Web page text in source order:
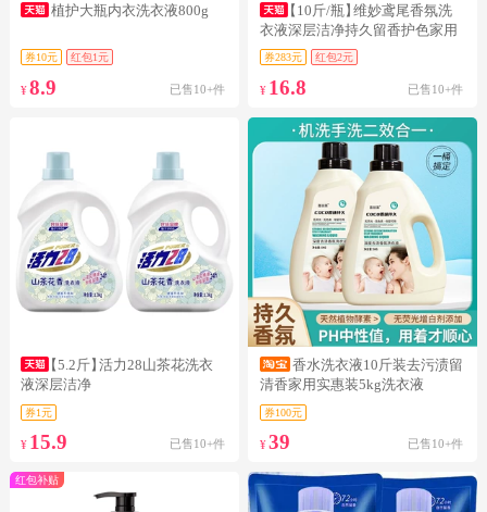
植护大瓶内衣洗衣液800g
券10元 红包1元
¥ 8.9 已售10+件
【10斤/瓶】维妙鸢尾香氛洗
衣液深层洁净持久留香护色家用
实惠
券283元 红包2元
¥ 16.8 已售10+件
【5.2斤】活力28山茶花洗衣
液深层洁净
券1元
¥ 15.9 已售10+件
香水洗衣液10斤装去污渍留
清香家用实惠装5kg洗衣液
券100元
¥39 已售10+件
红包补贴